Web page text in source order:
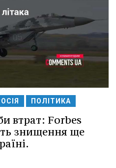
ПОЛІТИКА
втрат: Forbes
знищення ще